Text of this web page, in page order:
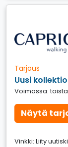
Tarjous
Uusi
Voimassa:
Näytä
Vinkki: Liity